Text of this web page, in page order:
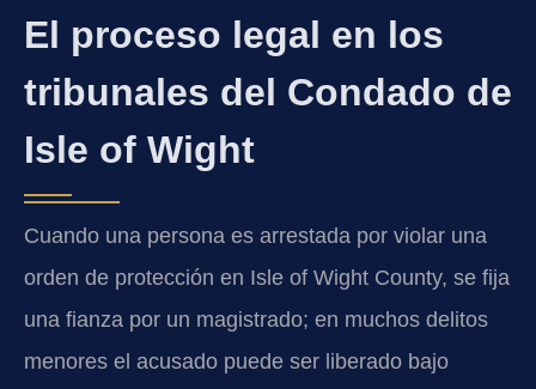
El proceso legal en los
tribunales del Condado de
Isle of Wight
Cuando una persona es arrestada por violar una
orden de protección en Isle of Wight County, se fija
una fianza por un magistrado; en muchos delitos
menores el acusado puede ser liberado bajo